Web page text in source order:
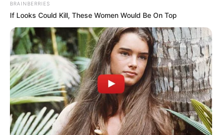
10 Pose Manekin Anti
Mainstream yang Konyol
Banget
BRAINBERRIES
If Looks Could Kill, These Women Would Be On Top